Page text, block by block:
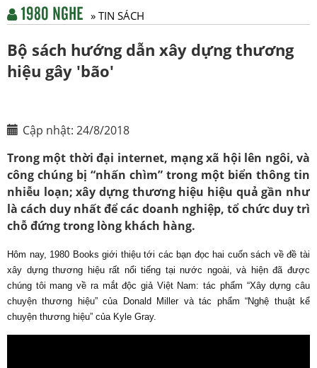
1980 NGHE » TIN SÁCH
Bộ sách hướng dẫn xây dựng thương
hiệu gây 'bão'
Cập nhật: 24/8/2018
Trong một thời đại internet, mạng xã hội lên ngôi, và
công chúng bị “nhấn chìm” trong một biển thông tin
nhiễu loạn; xây dựng thương hiệu hiệu quả gần như
là cách duy nhất để các doanh nghiệp, tổ chức duy trì
chỗ đứng trong lòng khách hàng.
Hôm nay, 1980 Books giới thiệu tới các bạn đọc hai cuốn sách về đề tài
xây dựng thương hiệu rất nổi tiếng tại nước ngoài, và hiện đã được
chúng tôi mang về ra mắt độc giả Việt Nam: tác phẩm “Xây dựng câu
chuyện thương hiệu” của Donald Miller và tác phẩm “Nghệ thuật kể
chuyện thương hiệu” của Kyle Gray.